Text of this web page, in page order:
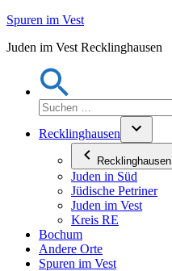
Zum
springen
Spuren im Vest
Juden im Vest Recklinghausen
Suchen
nach:
Recklinghausen
Recklinghausen
Juden in Süd
Jüdische Petriner
Juden im Vest
Kreis RE
Bochum
Andere Orte
Spuren im Vest